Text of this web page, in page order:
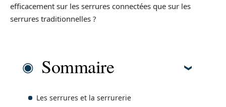
efficacement sur les serrures connectées que sur les
serrures traditionnelles ?
Sommaire
Les serrures et la serrurerie